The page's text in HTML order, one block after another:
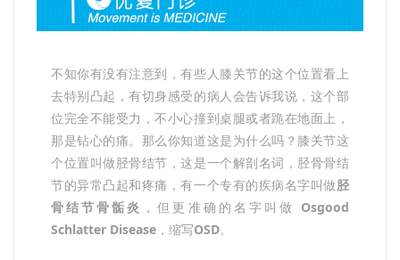
不知你有没有注意到，有些人膝关节的这个位置看上
去特别凸起，有切身感受的病人会告诉我说，这个部
位完全不能受力，不小心撞到桌腿或者跪在地面上，
那是钻心的痛。那么你知道这是为什么吗？膝关节这
个位置叫做胫骨结节，这是一个解剖名词，胫骨骨结
节的异常凸起和疼痛，有一个专有的疾病名字叫做胫
骨结节骨骺炎 ，但更准确的名字叫做 Osgood
Schlatter Disease ，缩写OSD。